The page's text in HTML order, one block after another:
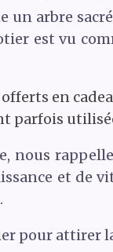
un arbre
est vu
en
parfois
nous
et de
pour attirer